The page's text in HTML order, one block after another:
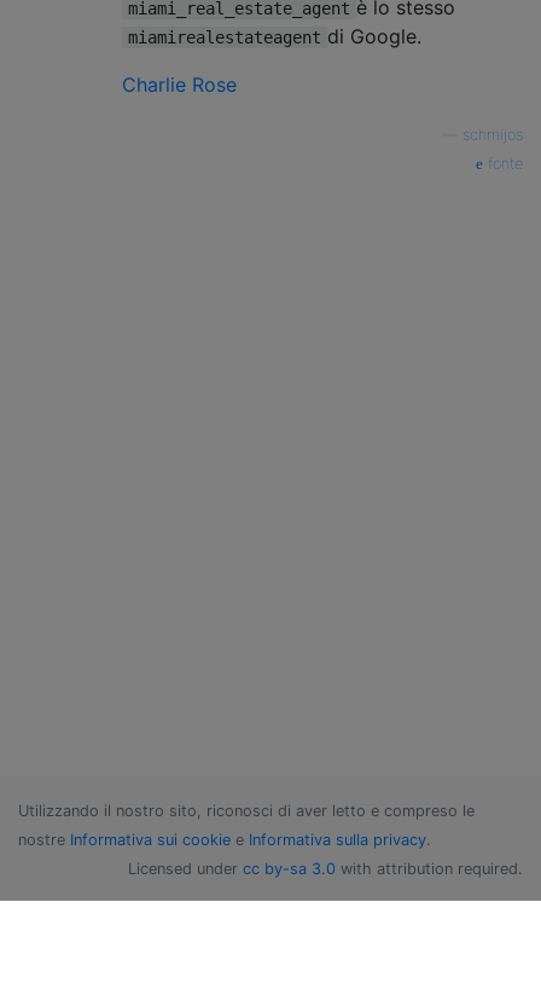
miami_real_estate_agent è lo stesso
miamirealestateagent di Google.
Charlie Rose
schmijos
fonte
Utilizzando il nostro sito, riconosci di aver letto e compreso le
nostre Informativa sui cookie e Informativa sulla privacy.
Licensed under cc by-sa 3.0 with attribution required.